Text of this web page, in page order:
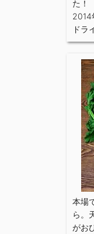
た！
2014
ドラ
本場
ら。
がお